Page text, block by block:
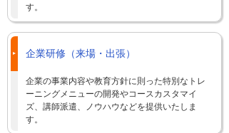
す。
企業研修（来場・出張）
企業の事業内容や教育方針に則った特別なトレ
ーニングメニューの開発やコースカスタマイ
ズ、講師派遣、ノウハウなどを提供いたしま
す。